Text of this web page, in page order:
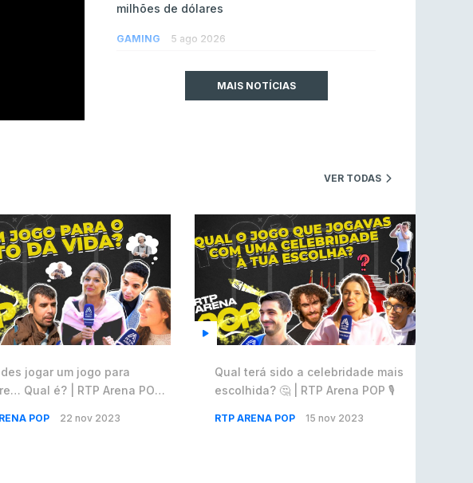
milhões de dólares
GAMING 5 ago 2026
Era em risco? Vitality continua a cair no VRS
do Counter-Strike 2
COUNTER-STRIKE 5 ago 2026
Riot Games simplifica regras para torneios
comunitários de League of Legends
LEAGUE OF LEGENDS 4 ago 2026
para treinar IA
MAIS NOTÍCIAS
VER TODAS
jogar um jogo para
Qual é? | RTP Arena POP
POP 22 nov 2023
Qual terá sido a celebridade mais
escolhida? 🤔 | RTP Arena POP 🎙️
RTP ARENA POP 15 nov 2023